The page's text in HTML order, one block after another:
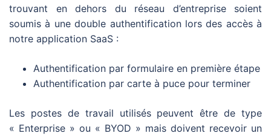
trouvant en dehors du réseau d’entreprise soient
soumis à une double authentification lors des accès à
notre application SaaS :
Authentification par formulaire en première étape
Authentification par carte à puce pour terminer
Les postes de travail utilisés peuvent être de type
« Enterprise » ou « BYOD » mais doivent recevoir un